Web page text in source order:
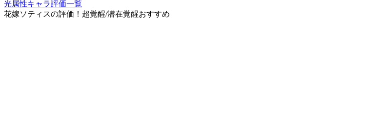
光属性キャラ評価一覧
花嫁ソティスの評価！超覚醒/潜在覚醒おすすめ